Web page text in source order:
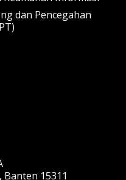
dan Pencegahan
Banten 15311